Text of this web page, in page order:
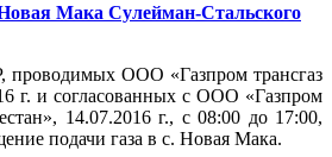
Мака Сулейман-Стальского
проводимых ООО «Газпром трансгаз
г. и согласованных с ООО «Газпром
14.07.2016 г., с 08:00 до 17:00,
подачи газа в с. Новая Мака.